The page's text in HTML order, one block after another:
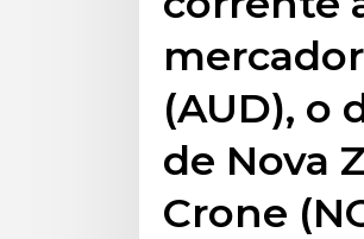
(AUD), o
de Nova
Crone